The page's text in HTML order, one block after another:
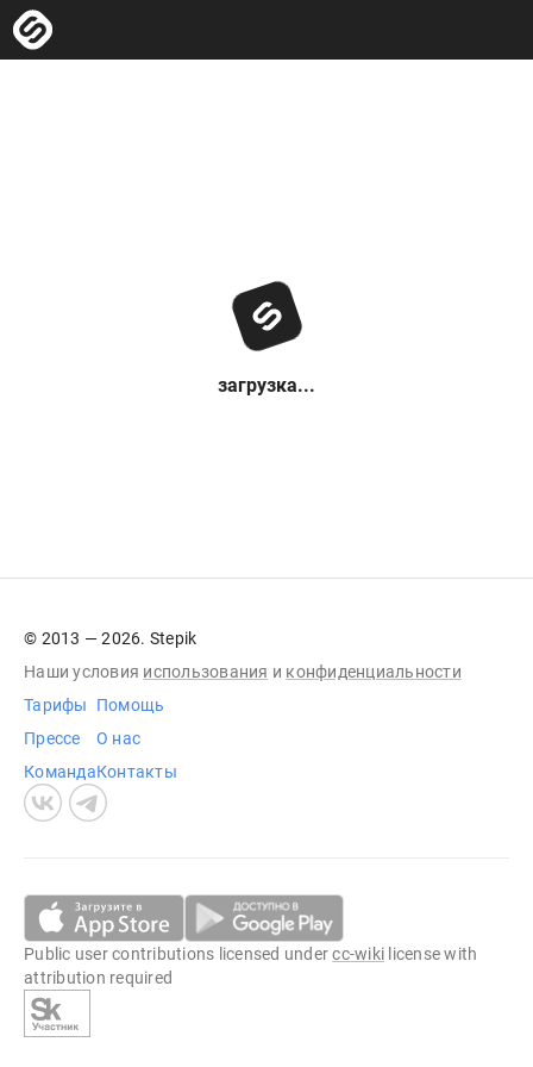
загрузка...
© 2013 — 2026. Stepik
Наши условия использования и конфиденциальности
Тарифы
Прессе
Команда
Помощь
О нас
Контакты
Public user contributions licensed undercc-wiki license with
attribution required